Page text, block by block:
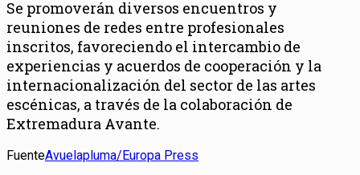
Se promoverán diversos encuentros y
reuniones de redes entre profesionales
inscritos, favoreciendo el intercambio de
experiencias y acuerdos de cooperación y la
internacionalización del sector de las artes
escénicas, a través de la colaboración de
Extremadura Avante.
FuenteAvuelapluma/Europa Press